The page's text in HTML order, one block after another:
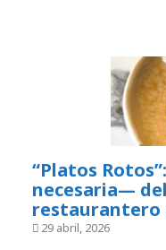
“Platos
necesaria—
restaurantero
29 abril, 2026